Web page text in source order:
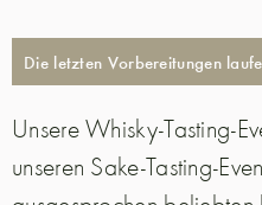
Die letzten Vorbereitungen
Unsere Whisky-Tasting-
unseren Sake-Tasting-